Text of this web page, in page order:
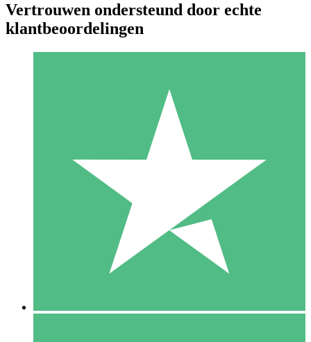
Individuele Creditpakketten
Betaal per gebruik met downloadtegoeden. Geen maandelijkse
1000
Vertrouwen ondersteund door echte
klantbeoordelingen